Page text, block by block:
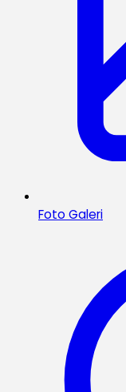
Foto Galeri